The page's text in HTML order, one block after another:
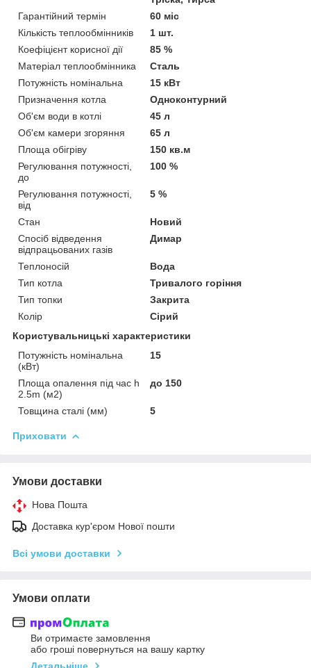
Гарантійний термін
60 міс
Кількість теплообмінників
1 шт.
Коефіцієнт корисної дії
85 %
Матеріал теплообмінника
Сталь
Потужність номінальна
15 кВт
Призначення котла
Одноконтурний
Об'єм води в котлі
45 л
Об'єм камери згоряння
65 л
Площа обігріву
150 кв.м
Регулювання потужності,
до
100 %
Регулювання потужності,
від
5 %
Стан
Новий
Спосіб відведення
відпрацьованих газів
Димар
Теплоносій
Вода
Тип котла
Тривалого горіння
Тип топки
Закрита
Колір
Сірий
Користувальницькі характеристики
Потужність номінальна
(кВт)
15
Площа опалення під час h
2.5m (м2)
до 150
Товщина сталі (мм) 5
Приховати
Умови доставки
Нова Пошта
Доставка кур'єром Нової пошти
Всі умови доставки
Умови оплати
Ви отримаєте замовлення
або гроші повернуться на вашу картку